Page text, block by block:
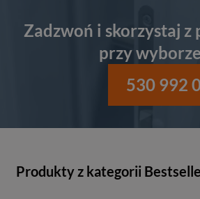
Zadzwoń i skorzystaj z
przy
530 992
Produkty z kategorii